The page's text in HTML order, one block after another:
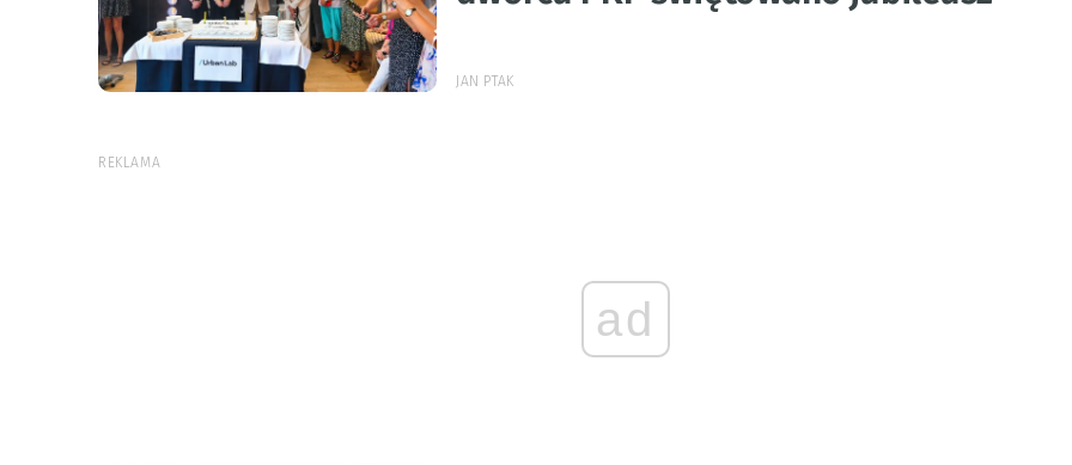
JAN PTAK
REKLAMA
ad